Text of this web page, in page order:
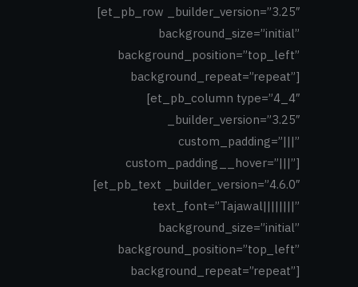
[et_pb_row _builder_version=”3.25″
background_size=”initial”
background_position=”top_left”
background_repeat=”repeat”]
[et_pb_column type=”4_4″
_builder_version=”3.25″
custom_padding=”|||”
custom_padding__hover=”|||”]
[et_pb_text _builder_version=”4.6.0″
text_font=”Tajawal||||||||”
background_size=”initial”
background_position=”top_left”
background_repeat=”repeat”]